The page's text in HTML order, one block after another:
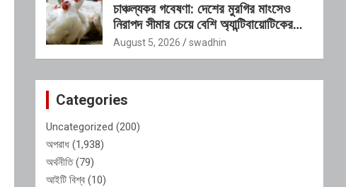
চাঞ্চল্যকর গবেষণা: দেশের মুরগির মাংসেও
নিরাপদ সীমার চেয়ে বেশি অ্যান্টিবায়োটিকের
উপস্থিতি!
August 5, 2026 swadhin
Categories
Uncategorized (200)
অপরাধ (1,938)
অর্থনীতি(79)
আইটি বিশ্ব (10)